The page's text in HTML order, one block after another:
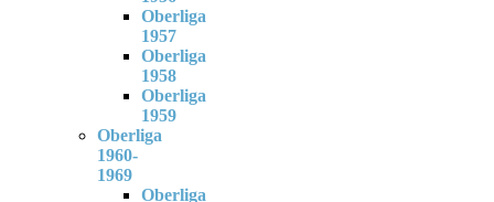
Oberliga
1957
Oberliga
1958
Oberliga
1959
Oberliga
1960-
1969
Oberliga